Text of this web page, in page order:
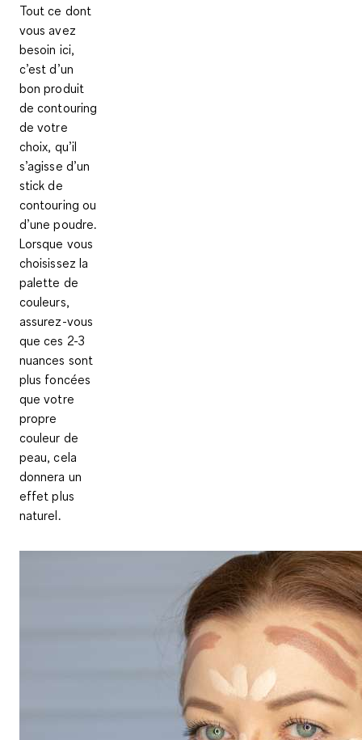
Tout ce dont
vous avez
besoin ici,
c’est d’un
bon produit
de contouring
de votre
choix, qu’il
s’agisse d’un
stick de
contouring ou
d’une poudre.
Lorsque vous
choisissez la
palette de
couleurs,
assurez-vous
que ces 2-3
nuances sont
plus foncées
que votre
propre
couleur de
peau, cela
donnera un
effet plus
naturel.